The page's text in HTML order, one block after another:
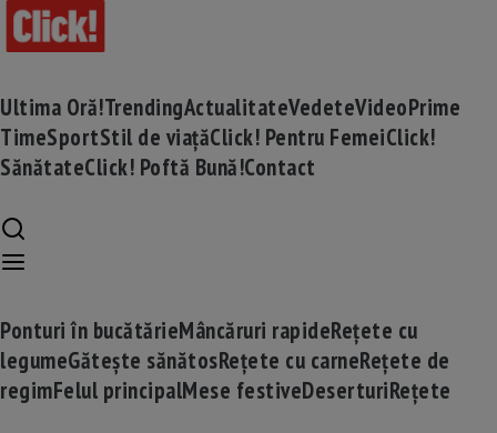
Ultima Oră!TrendingActualitateVedeteVideoPrime
TimeSportStil de viațăClick! Pentru FemeiClick!
SănătateClick! Poftă Bună!Contact
Ponturi în bucătărieMâncăruri rapideRețete cu
legumeGătește sănătosRețete cu carneRețete de
regimFelul principalMese festiveDeserturiRețete